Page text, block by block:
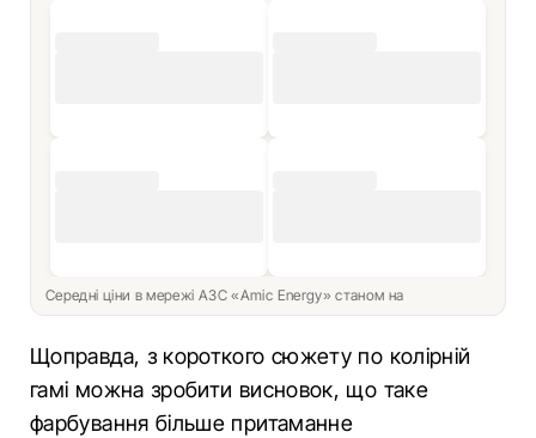
Середні ціни в мережі АЗС «Amic Energy» станом на
Щоправда, з короткого сюжету по колірній
гамі можна зробити висновок, що таке
фарбування більше притаманне